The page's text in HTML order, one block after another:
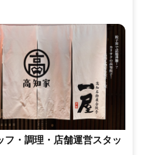
・調理・店舗運営スタッ